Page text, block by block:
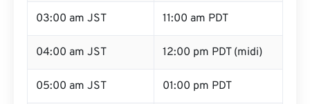
03:00 am JST 11:00 am PDT
04:00 am JST 12:00 pm PDT (midi)
05:00 am JST 01:00 pm PDT